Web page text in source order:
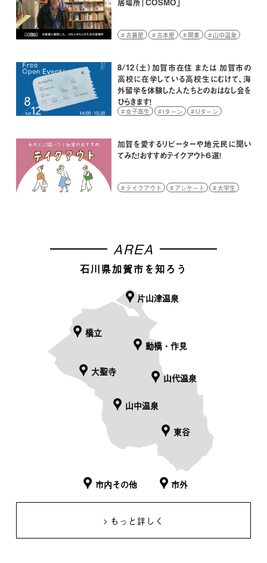
古着屋 古本屋 開業 山中温泉
8/12（土）加賀市在住 または 加賀市の
高校に在学している高校生にむけて、海
外留学を体験した人たちとのおはなし会を
ひらきます！
女子高生 Iターン
Uターン
加賀を愛するリピーターや地元民に聞い
てみた！おすすめテイクアウト６選！
テイクアウト アンケート 大学生
AREA
石川県加賀市を知ろう
大聖寺
動橋・作見
片山津温泉
橋立
山代温泉
山中温泉
東谷
市内その他 市外
もっと詳しく